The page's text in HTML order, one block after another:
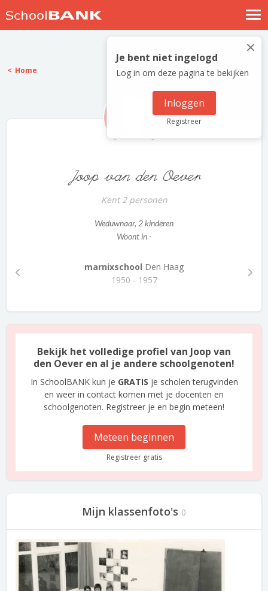
Nostalgische verhalen
Log in
Meld je gratis aan
×
Je bent niet ingelogd
Log in om deze pagina te bekijken
Inloggen
Registreer
Home
Joop van den Oever
Kent 2 personen
Weduwnaar, 2 kinderen
Woont in -
marnixschool Den Haag
1950 - 1957
Bekijk het volledige profiel van Joop van
den Oever en al je andere schoolgenoten!
In SchoolBANK kun je GRATIS je scholen terugvinden
en weer in contact komen met je docenten en
schoolgenoten. Registreer je en begin meteen!
Meteen beginnen
Registreer gratis
Mijn klassenfoto's 0